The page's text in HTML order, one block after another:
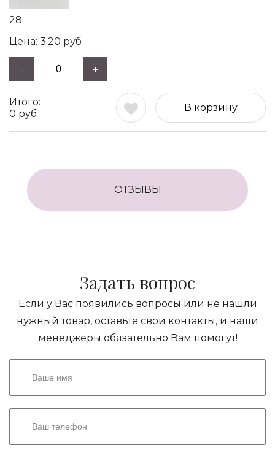
28
3.20 руб
- +
0 руб
В корзину
ОТЗЫВЫ
Задать вопрос
Если у Вас появились вопросы или не нашли
нужный товар, оставьте свои контакты, и наши
менеджеры обязательно Вам помогут!